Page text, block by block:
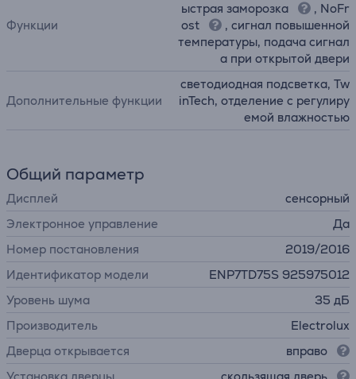
Функции
ыстрая заморозка
, NoFr
ost
, сигнал повышенной
температуры, подача сигнал
а при открытой двери
Дополнительные функции
светодиодная подсветка, Tw
inTech, отделение с регулиру
емой влажностью
Общий параметр
Дисплей
сенсорный
Электронное управление
Да
Номер постановления
2019/2016
Идентификатор модели
ENP7TD75S 925975012
Уровень шума
35 дБ
Производитель
Electrolux
Дверца открывается
вправо